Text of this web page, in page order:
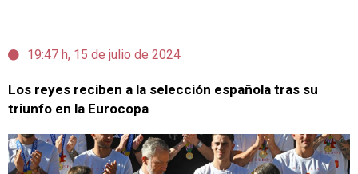
19:47 h, 15 de julio de 2024
Los reyes reciben a la selección española tras su
triunfo en la Eurocopa